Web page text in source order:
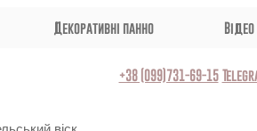
Декоративні панно Відео
+38 (099)731-69-15